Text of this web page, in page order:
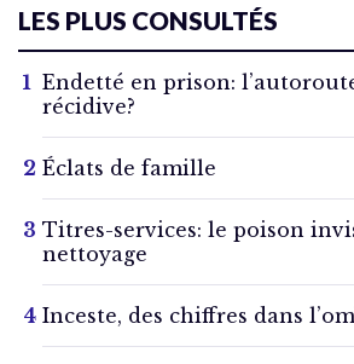
LES PLUS CONSULTÉS
Endetté en prison:
récidive?
Éclats de famille
Titres-services: le poison
nettoyage
Inceste, des chiffres dans